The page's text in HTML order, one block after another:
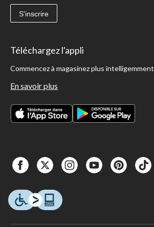
S'inscrire
Téléchargez l'appli
Commencez à magasinez plus intelligemment
En savoir plus